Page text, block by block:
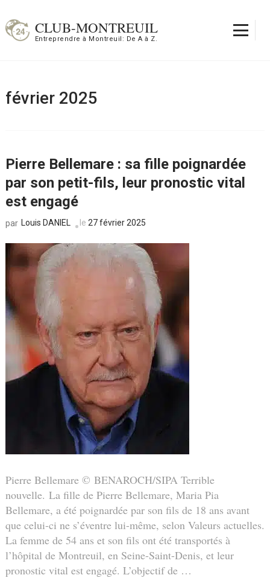
au
contenu
CLUB-MONTREUIL
Entreprendre à Montreuil: De A à Z.
février 2025
Pierre Bellemare : sa fille poignardée
par son petit-fils, leur pronostic vital
est engagé
par Louis DANIEL le 27 février 2025
Pierre Bellemare © BENAROCH/SIPA Terrible
nouvelle. La fille de Pierre Bellemare, Maria Pia
Bellemare, a été poignardée par son fils de 18 ans avant
que celui-ci ne s’éventre lui-même, selon Valeurs actuelles.
La femme de 54 ans et son fils ont été transportés à
l’hôpital de Montreuil, en Seine-Saint-Denis, et leur
pronostic vital est engagé. L’objectif de …